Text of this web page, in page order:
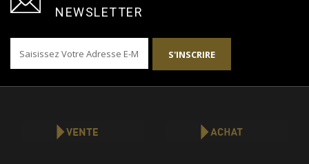
NEWSLETTER
S'INSCRIRE